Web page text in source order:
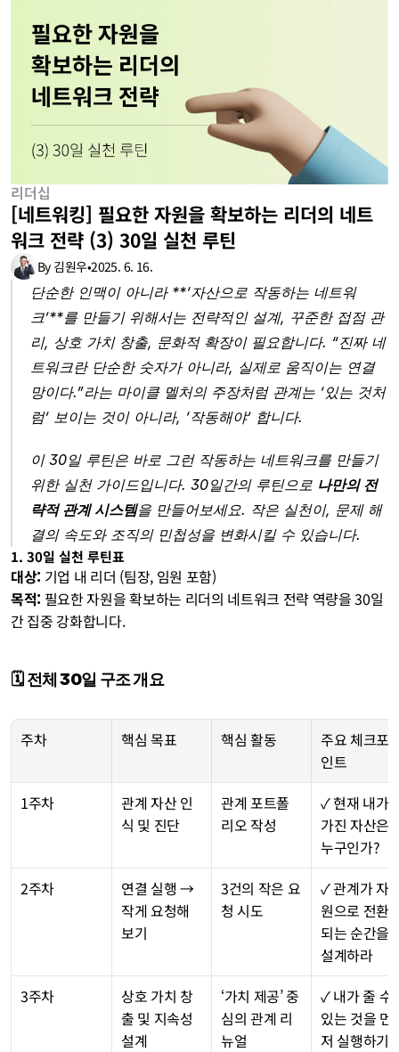
리더십
[네트워킹] 필요한 자원을 확보하는 리더의 네트
워크 전략 (3) 30일 실천 루틴
By 김원우•2025. 6. 16.
단순한 인맥이 아니라 **‘자산으로 작동하는 네트워
크’**를 만들기 위해서는 전략적인 설계, 꾸준한 접점 관
리, 상호 가치 창출, 문화적 확장이 필요합니다. “진짜 네
트워크란 단순한 숫자가 아니라, 실제로 움직이는 연결
망이다.”라는 마이클 멜처의 주장처럼 관계는 ‘있는 것처
럼’ 보이는 것이 아니라, ‘작동해야’ 합니다.
이 30일 루틴은 바로 그런 작동하는 네트워크를 만들기
위한 실천 가이드입니다. 30일간의 루틴으로 나만의 전
략적 관계 시스템을 만들어보세요. 작은 실천이, 문제 해
결의 속도와 조직의 민첩성을 변화시킬 수 있습니다.
1. 30일 실천 루틴표
대상: 기업 내 리더 (팀장, 임원 포함)
목적: 필요한 자원을 확보하는 리더의 네트워크 전략 역량을 30일
간 집중 강화합니다.
🗓️ 전체 30일 구조 개요
주차 핵심 목표 핵심 활동
주요 체크포
인트
1주차
관계 자산 인
식 및 진단
관계 포트폴
리오 작성
✓ 현재 내가
가진 자산은
누구인가?
2주차
연결 실행 →
작게 요청해
보기
3건의 작은 요
청 시도
✓ 관계가 자
원으로 전환
되는 순간을
설계하라
3주차
상호 가치 창
출 및 지속성
설계
‘가치 제공’ 중
심의 관계 리
뉴얼
✓ 내가 줄 수
있는 것을 먼
저 실행하기